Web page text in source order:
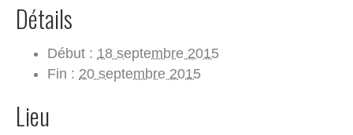
Détails
Début : 18 septembre 2015
Fin : 20 septembre 2015
Lieu